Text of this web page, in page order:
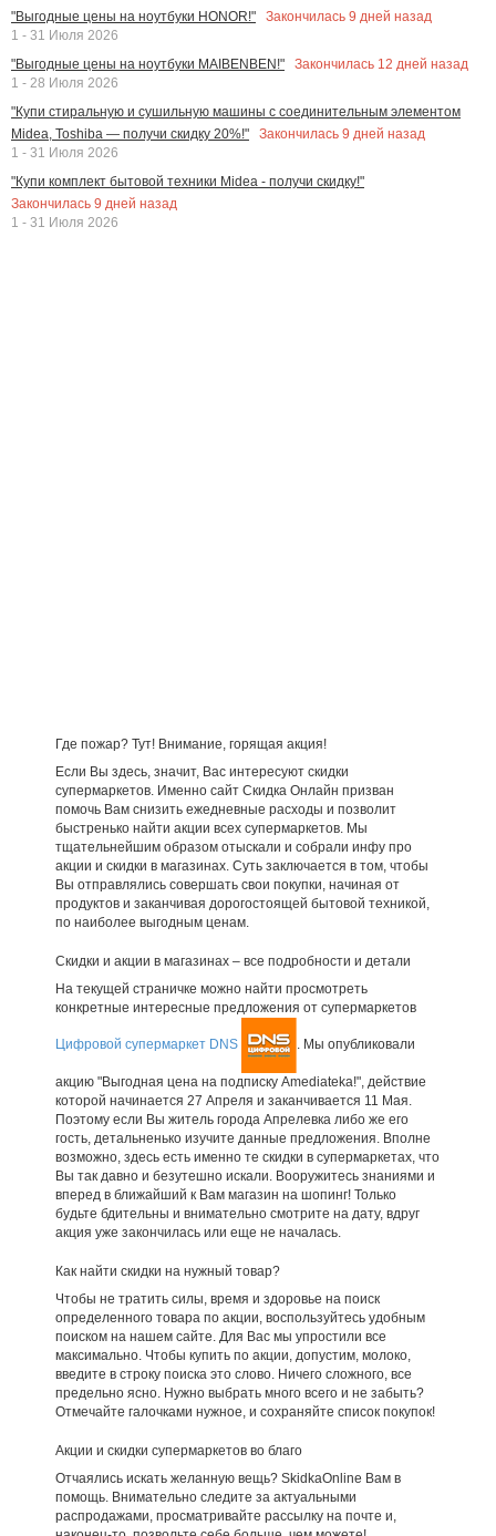
"Выгодные цены на ноутбуки HONOR!"
Закончилась 9 дней назад
1 - 31 Июля 2026
"Выгодные цены на ноутбуки MAIBENBEN!"
Закончилась 12 дней назад
1 - 28 Июля 2026
"Купи стиральную и сушильную машины с соединительным элементом
Midea, Toshiba — получи скидку 20%!"
Закончилась 9 дней назад
1 - 31 Июля 2026
"Купи комплект бытовой техники Midea - получи скидку!"
Закончилась 9 дней назад
1 - 31 Июля 2026
Где пожар? Тут! Внимание, горящая акция!
Если Вы здесь, значит, Вас интересуют скидки
супермаркетов. Именно сайт Скидка Онлайн призван
помочь Вам снизить ежедневные расходы и позволит
быстренько найти акции всех супермаркетов. Мы
тщательнейшим образом отыскали и собрали инфу про
акции и скидки в магазинах. Суть заключается в том, чтобы
Вы отправлялись совершать свои покупки, начиная от
продуктов и заканчивая дорогостоящей бытовой техникой,
по наиболее выгодным ценам.
Скидки и акции в магазинах – все подробности и детали
На текущей страничке можно найти просмотреть
конкретные интересные предложения от супермаркетов
Цифровой супермаркет DNS . Мы опубликовали
акцию "Выгодная цена на подписку Amediateka!", действие
которой начинается 27 Апреля и заканчивается 11 Мая.
Поэтому если Вы житель города Апрелевка либо же его
гость, детальненько изучите данные предложения. Вполне
возможно, здесь есть именно те скидки в супермаркетах, что
Вы так давно и безутешно искали. Вооружитесь знаниями и
вперед в ближайший к Вам магазин на шопинг! Только
будьте бдительны и внимательно смотрите на дату, вдруг
акция уже закончилась или еще не началась.
Как найти скидки на нужный товар?
Чтобы не тратить силы, время и здоровье на поиск
определенного товара по акции, воспользуйтесь удобным
поиском на нашем сайте. Для Вас мы упростили все
максимально. Чтобы купить по акции, допустим, молоко,
введите в строку поиска это слово. Ничего сложного, все
предельно ясно. Нужно выбрать много всего и не забыть?
Отмечайте галочками нужное, и сохраняйте список покупок!
Акции и скидки супермаркетов во благо
Отчаялись искать желанную вещь? SkidkaOnline Вам в
помощь. Внимательно следите за актуальными
распродажами, просматривайте рассылку на почте и,